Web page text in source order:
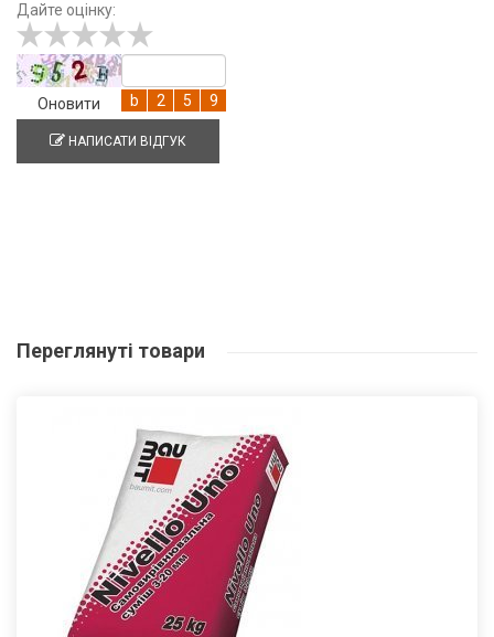
Дайте оцінку:
Оновити
НАПИСАТИ ВІДГУК
Переглянуті товари